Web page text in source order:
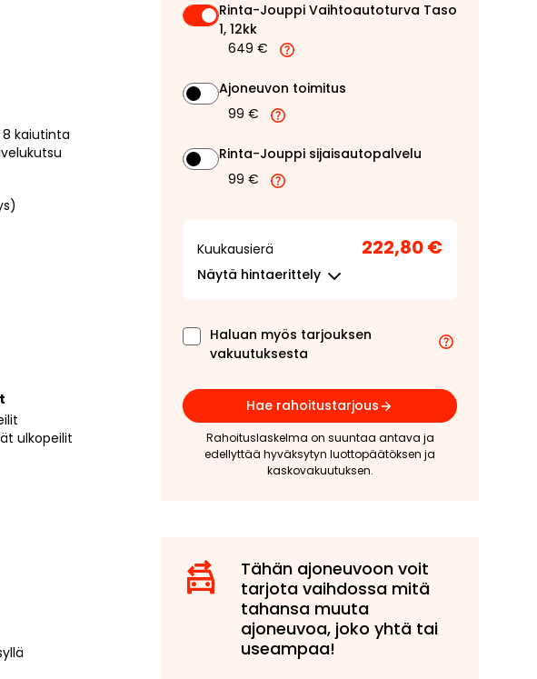
8 kaiutinta
ulkopeilit
Rinta-Jouppi Vaihtoautoturva Taso
1, 12kk
649 €
Ajoneuvon toimitus
99 €
Rinta-Jouppi sijaisautopalvelu
99 €
Kuukausierä 222,80 €
Näytä hintaerittely
Haluan myös tarjouksen
vakuutuksesta
Hae rahoitustarjous
Rahoituslaskelma on suuntaa antava ja
edellyttää hyväksytyn luottopäätöksen ja
kaskovakuutuksen.
Tähän ajoneuvoon voit
tarjota vaihdossa mitä
tahansa muuta
ajoneuvoa, joko yhtä tai
useampaa!